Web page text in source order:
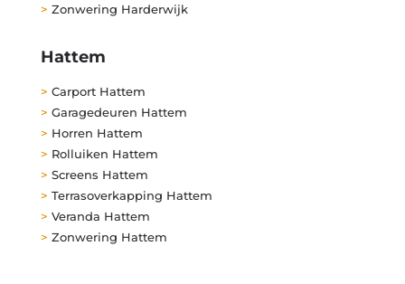
> Zonwering Harderwijk
Hattem
> Carport Hattem
> Garagedeuren Hattem
> Horren Hattem
> Rolluiken Hattem
> Screens Hattem
> Terrasoverkapping Hattem
> Veranda Hattem
> Zonwering Hattem